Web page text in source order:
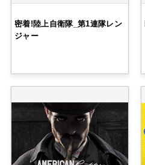
密着!陸上自衛隊_第1連隊レン
ジャー